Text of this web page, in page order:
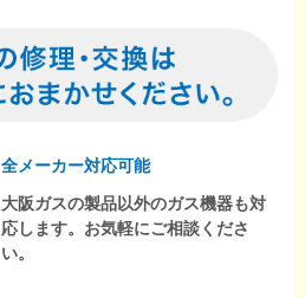
全メーカー対応可能
大阪ガスの製品以外のガス機器も対
応します。お気軽にご相談くださ
い。